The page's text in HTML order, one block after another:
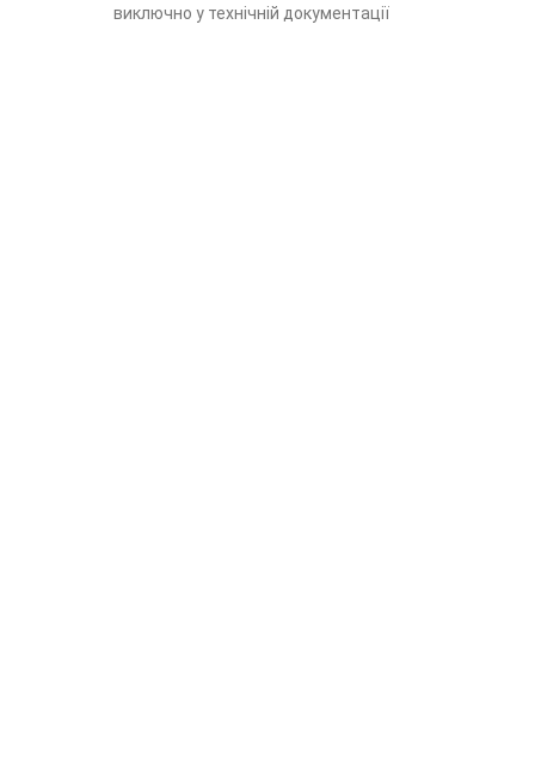
виключно у технічній документації